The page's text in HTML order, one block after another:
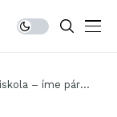
– íme pár